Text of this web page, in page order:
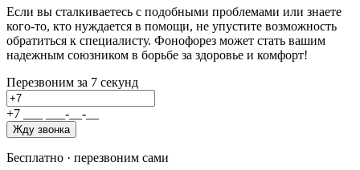
Если вы сталкиваетесь с подобными проблемами или знаете
кого-то, кто нуждается в помощи, не упустите возможность
обратиться к специалисту. Фонофорез может стать вашим
надежным союзником в борьбе за здоровье и комфорт!
Перезвоним за 7 секунд
+7 - -
Жду звонка
Бесплатно · перезвоним сами